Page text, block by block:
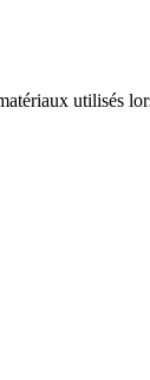
utilisés